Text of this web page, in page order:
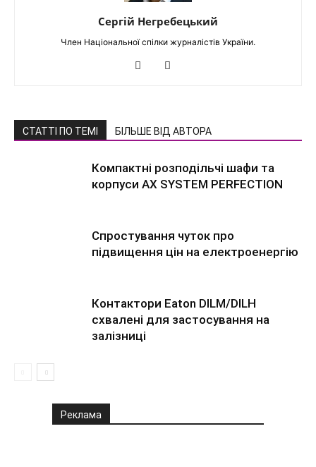
Сергій Негребецький
Член Національної спілки журналістів України.
СТАТТІ ПО ТЕМІ БІЛЬШЕ ВІД АВТОРА
Компактні розподільчі шафи та
корпуси AX SYSTEM PERFECTION
Спростування чуток про
підвищення цін на електроенергію
Контактори Eaton DILM/DILH
схвалені для застосування на
залізниці
Реклама